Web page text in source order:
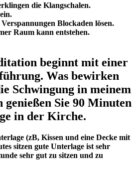
die Klangschalen.
Blockaden lösen.
Raum kann entstehen.
beginnt mit einer
Was bewirken
Schwingung in meinem
Sie 90 Minuten
in der Kirche.
(zB, Kissen und eine Decke mit
sitzen gute Unterlage ist sehr
sehr gut zu sitzen und zu